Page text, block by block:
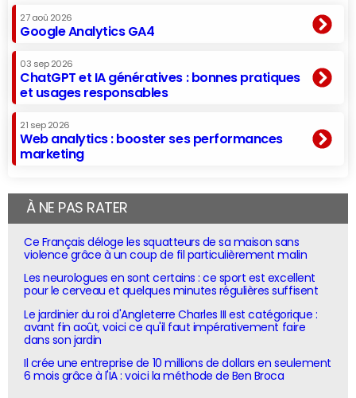
27 aoû 2026
Google Analytics GA4
03 sep 2026
ChatGPT et IA génératives : bonnes pratiques
et usages responsables
21 sep 2026
Web analytics : booster ses performances
marketing
À NE PAS RATER
Ce Français déloge les squatteurs de sa maison sans
violence grâce à un coup de fil particulièrement malin
Les neurologues en sont certains : ce sport est excellent
pour le cerveau et quelques minutes régulières suffisent
Le jardinier du roi d'Angleterre Charles III est catégorique :
avant fin août, voici ce qu'il faut impérativement faire
dans son jardin
Il crée une entreprise de 10 millions de dollars en seulement
6 mois grâce à l'IA : voici la méthode de Ben Broca